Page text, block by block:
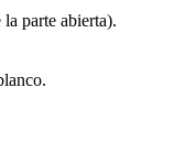
parte abierta).